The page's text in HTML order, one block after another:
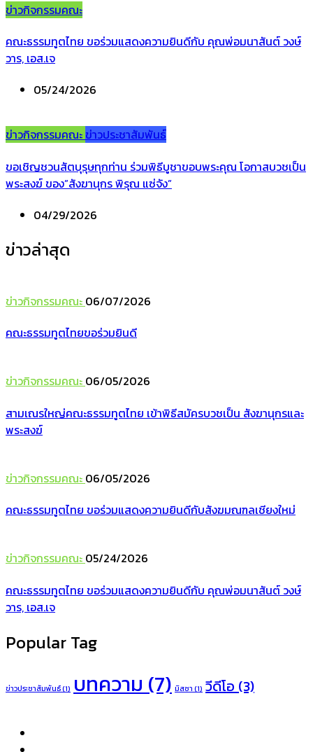
ข่าวกิจกรรมคณะ
คณะธรรมทูตไทย ขอร่วมแสดงความยินดีกับ คุณพ่อมนาสันต์ วงษ์
วาร, เอส.เจ
05/24/2026
ข่าวกิจกรรมคณะ ข่าวประชาสัมพันธ์
ขอเชิญชวนสัตบุรุษทุกท่าน ร่วมพิธีบูชาขอบพระคุณ โอกาสบวชเป็น
พระสงฆ์ ของ”สังฆานุกร พิรุณ แซ่จัง”
04/29/2026
ข่าวล่าสุด
ข่าวกิจกรรมคณะ 06/07/2026
คณะธรรมทูตไทยขอร่วมยินดี
ข่าวกิจกรรมคณะ 06/05/2026
สามเณรใหญ่คณะธรรมทูตไทย เข้าพิธีสมัครบวชเป็น สังฆานุกรและ
พระสงฆ์
ข่าวกิจกรรมคณะ 06/05/2026
คณะธรรมทูตไทย ขอร่วมแสดงความยินดีกับสังฆมณฑลเชียงใหม่
ข่าวกิจกรรมคณะ 05/24/2026
คณะธรรมทูตไทย ขอร่วมแสดงความยินดีกับ คุณพ่อมนาสันต์ วงษ์
วาร, เอส.เจ
Popular Tag
ข่าวประชาสัมพันธ์(1) บทความ(7) มิสซา(1) วีดีโอ (3)